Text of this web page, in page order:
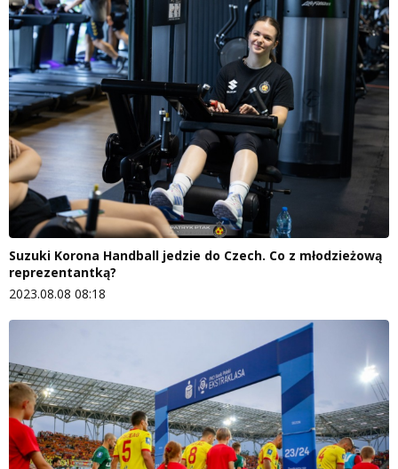
Suzuki Korona Handball jedzie do Czech. Co z młodzieżową
reprezentantką?
2023.08.08 08:18